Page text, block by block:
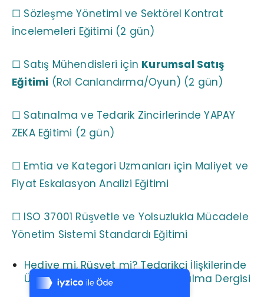
7/24 Canlı Destek
%100 Sorunsuz Alışveriş
☐ Sözleşme Yönetimi ve Sektörel Kontrat
İncelemeleri Eğitimi (2 gün)
☐ Satış Mühendisleri için Kurumsal Satış
Eğitimi (Rol Canlandırma/Oyun) (2 gün)
☐ Satınalma ve Tedarik Zincirlerinde YAPAY
ZEKA Eğitimi (2 gün)
☐ Emtia ve Kategori Uzmanları için Maliyet ve
Fiyat Eskalasyon Analizi Eğitimi
☐ ISO 37001 Rüşvetle ve Yolsuzlukla Mücadele
Yönetim Sistemi Standardı Eğitimi
Hediye mi, Rüşvet mi? Tedarikçi İlişkilerinde
Üç Şaşırtıcı Dava Örneği | Satınalma Dergisi